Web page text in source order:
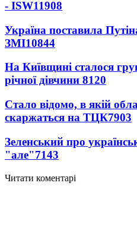
- ISW11908
Україна поставила
ЗМІ10844
На Київщині сталося
річної дівчини 8120
Стало відомо, в якій
скаржаться на ТЦК7903
Зеленський про
"але"7143
Читати коментарі